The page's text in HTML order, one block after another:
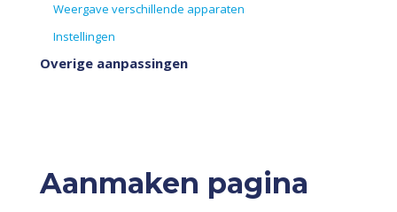
Weergave verschillende apparaten
Instellingen
Overige aanpassingen
Aanmaken pagina